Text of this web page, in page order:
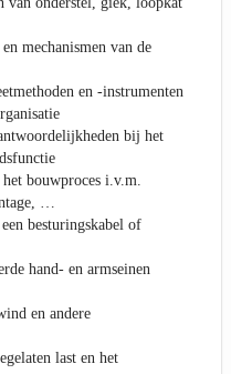
mechanismen van de
en -instrumenten
bij het
bouwproces i.v.m.
…
besturingskabel of
hand- en armseinen
en andere
last en het